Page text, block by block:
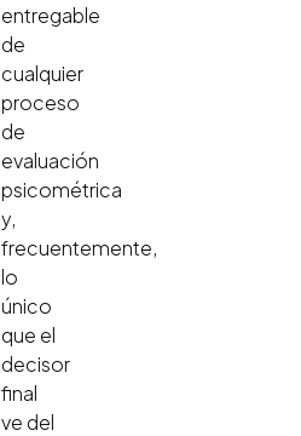
entregable
de
cualquier
proceso
de
evaluación
psicométrica
y,
frecuentemente,
lo
único
que el
decisor
final
ve del